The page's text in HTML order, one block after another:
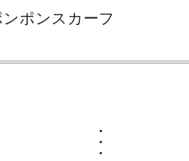
ンポンスカーフ
・
・
・